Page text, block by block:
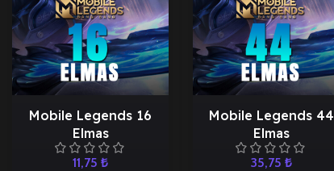
Mobile Legends 16
Elmas
11,75 ₺
Mobile Legends 44
Elmas
35,75 ₺